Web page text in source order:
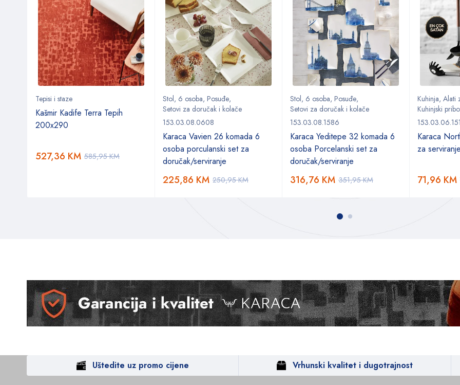
Tepisi i staze
Kašmir Kadife Terra Tepih
200x290
585,95KM
527,36 KM
Stol, 6 osoba, Posuđe,
Setovi za doručak i kolače
153.03.08.0608
Karaca Vavien 26 komada 6
osoba porculanski set za
doručak/serviranje
250,95KM
225,86 KM
Stol, 6 osoba, Posuđe,
Setovi za doručak i kolače
153.03.08.1586
Karaca Yeditepe 32 komada 6
osoba Porcelanski set za
doručak/serviranje
351,95KM
316,76 KM
Kuhinja, Alati
Kuhinjski
Karaca
za serviranje
71,96 KM
Uštedite uz promo cijene Vrhunski kvalitet i dugotrajnost